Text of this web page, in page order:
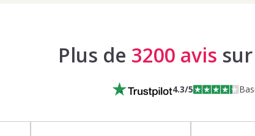
Plus de 3200 avis
4.3/5